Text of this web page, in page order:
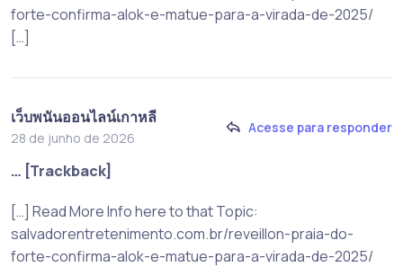
forte-confirma-alok-e-matue-para-a-virada-de-2025/
[…]
เว็บพนันออนไลน์เกาหลี
28 de junho de 2026
Acesse para responder
… [Trackback]
[…] Read More Info here to that Topic:
salvadorentretenimento.com.br/reveillon-praia-do-
forte-confirma-alok-e-matue-para-a-virada-de-2025/